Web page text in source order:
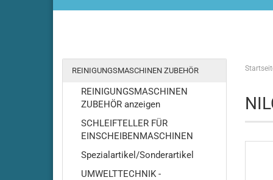
REINIGUNGSMASCHINEN ZUBEHÖR
REINIGUNGSMASCHINEN
ZUBEHÖR anzeigen
SCHLEIFTELLER FÜR
EINSCHEIBENMASCHINEN
Spezialartikel/Sonderartikel
UMWELTTECHNIK -